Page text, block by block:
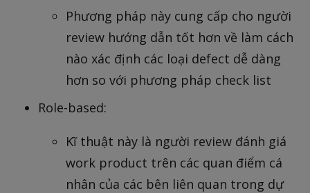
Phương pháp này cung cấp cho người
review hướng dẫn tốt hơn về làm cách
nào xác định các loại defect dễ dàng
hơn so với phương pháp check list
Role-based:
Kĩ thuật này là người review đánh giá
work product trên các quan điểm cá
nhân của các bên liên quan trong dự